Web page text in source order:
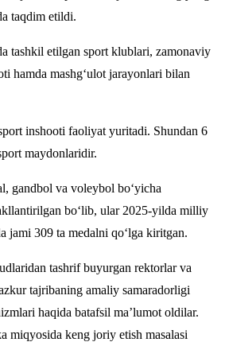
taqdim etildi.
tashkil etilgan sport klublari, zamonaviy
hamda mashg‘ulot jarayonlari bilan
inshooti faoliyat yuritadi. Shundan 6
maydonlaridir.
gandbol va voleybol bo‘yicha
bo‘lib, ular 2025-yilda milliy
jami 309 ta medalni qo‘lga kiritgan.
tashrif buyurgan rektorlar va
tajribaning amaliy samaradorligi
haqida batafsil ma’lumot oldilar.
miqyosida keng joriy etish masalasi